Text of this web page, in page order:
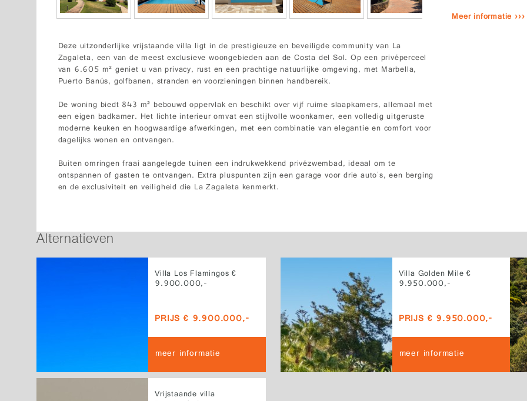
Meer informatie ›››
Deze uitzonderlijke vrijstaande villa ligt in de prestigieuze en beveiligde community van La
Zagaleta, een van de meest exclusieve woongebieden aan de Costa del Sol. Op een privéperceel
van 6.605 m² geniet u van privacy, rust en een prachtige natuurlijke omgeving, met Marbella,
Puerto Banús, golfbanen, stranden en voorzieningen binnen handbereik.
De woning biedt 843 m² bebouwd oppervlak en beschikt over vijf ruime slaapkamers, allemaal met
een eigen badkamer. Het lichte interieur omvat een stijlvolle woonkamer, een volledig uitgeruste
moderne keuken en hoogwaardige afwerkingen, met een combinatie van elegantie en comfort voor
dagelijks wonen en ontvangen.
Buiten omringen fraai aangelegde tuinen een indrukwekkend privézwembad, ideaal om te
ontspannen of gasten te ontvangen. Extra pluspunten zijn een garage voor drie auto's, een berging
en de exclusiviteit en veiligheid die La Zagaleta kenmerkt.
Alternatieven
Villa Los Flamingos €
9.900.000,-
PRIJS € 9.900.000,-
meer informatie
Villa Golden Mile €
9.950.000,-
PRIJS € 9.950.000,-
meer informatie
Vrijstaande villa